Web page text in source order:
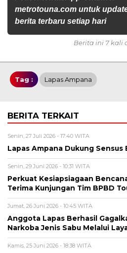
metrotouna.com untuk
berita terbaru setiap hari
Berita ini 7 kali
Tag : Lapas Ampana
BERITA TERKAIT
Senin, 27 Juli 2026 - 17:40 WITA
Lapas Ampana Dukung Sensus
Senin, 29 Juni 2026 - 10:31 WITA
Perkuat Kesiapsiagaan
Terima Kunjungan Tim BPBD
Jumat, 26 Juni 2026 - 10:45 WITA
Anggota Lapas Berhasil
Narkoba Jenis Sabu Melalui
Kamis, 25 Juni 2026 - 18:38 WITA